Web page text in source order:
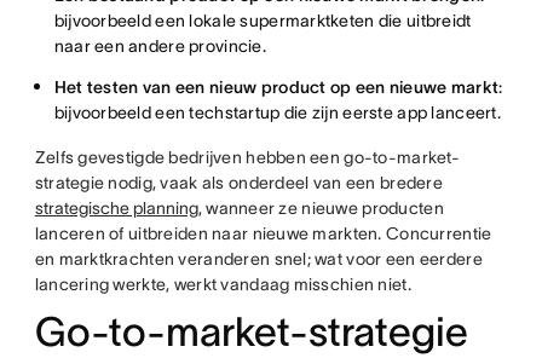
bijvoorbeeld een lokale supermarktketen die uitbreidt
naar een andere provincie.
Het testen van een nieuw product op een nieuwe markt:
bijvoorbeeld een techstartup die zijn eerste app lanceert.
Zelfs gevestigde bedrijven hebben een go-to-market-
strategie nodig, vaak als onderdeel van een bredere
strategische planning, wanneer ze nieuwe producten
lanceren of uitbreiden naar nieuwe markten. Concurrentie
en marktkrachten veranderen snel; wat voor een eerdere
lancering werkte, werkt vandaag misschien niet.
Go-to-market-strategie